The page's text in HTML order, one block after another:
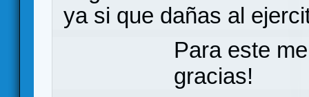
ya si que dañas al
Para este
gracias!